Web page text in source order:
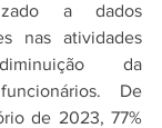
a dados
nas atividades
da
De
de 2023, 77%